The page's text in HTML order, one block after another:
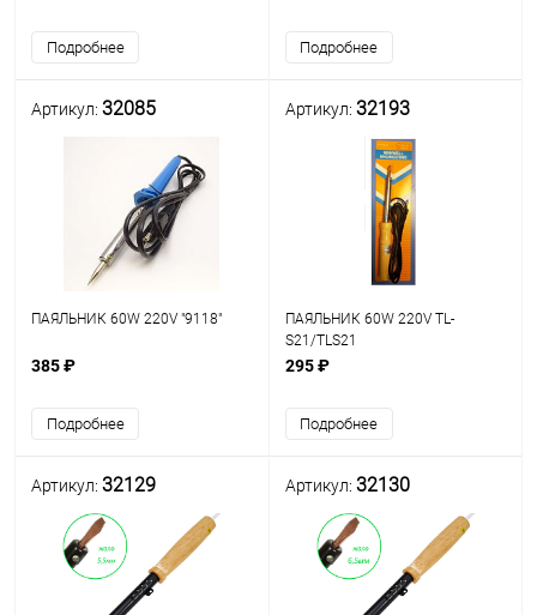
Подробнее Подробнее
Артикул: 32085
ПАЯЛЬНИК 60W 220V "9118"
385 ₽
Подробнее
Артикул: 32193
ПАЯЛЬНИК 60W 220V TL-
S21/TLS21
295 ₽
Подробнее
Артикул: 32129 Артикул: 32130